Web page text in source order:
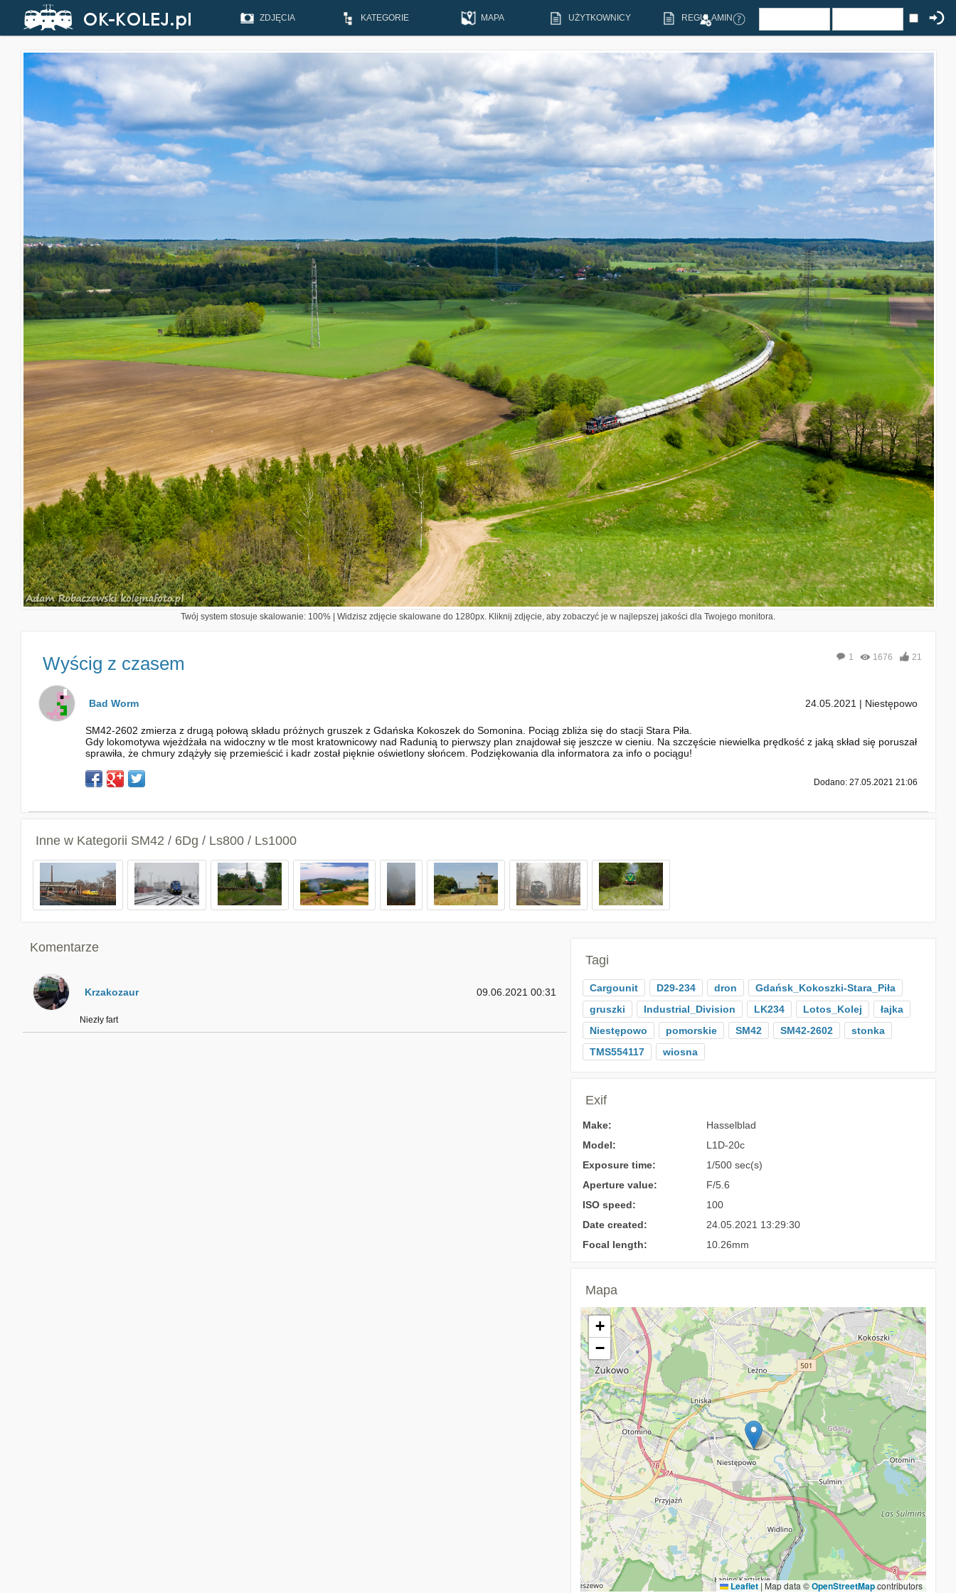
ZDJĘCIA KATEGORIE MAPA UŻYTKOWNICY REGULAMIN
Twój system stosuje skalowanie: 100% | Widzisz zdjęcie skalowane do 1280px. Kliknij zdjęcie, aby zobaczyć je w najlepszej jakości dla Twojego monitora.
Wyścig z czasem 1 1676 21
Bad Worm 24.05.2021 | Niestępowo
SM42-2602 zmierza z drugą połową składu próżnych gruszek z Gdańska Kokoszek do Somonina. Pociąg zbliża się do stacji Stara Piła.
Gdy lokomotywa wjeżdżała na widoczny w tle most kratownicowy nad Radunią to pierwszy plan znajdował się jeszcze w cieniu. Na szczęście niewielka prędkość z jaką skład się poruszał
sprawiła, że chmury zdążyły się przemieścić i kadr został pięknie oświetlony słońcem. Podziękowania dla informatora za info o pociągu!
Dodano: 27.05.2021 21:06
Inne w Kategorii SM42 / 6Dg / Ls800 / Ls1000
Komentarze
Krzakozaur 09.06.2021 00:31
Niezły fart
Tagi
Cargounit D29-234 dron
Gdańsk_Kokoszki-Stara_Piła
gruszki
Industrial_Division LK234 Lotos_Kolej
łajka
Niestępowo
pomorskie SM42 SM42-2602
stonka
TMS554117
wiosna
Exif
Make:
Hasselblad
Model:
L1D-20c
Exposure time:
1/500 sec(s)
Aperture value:
F/5.6
ISO speed:
100
Date created:
24.05.2021 13:29:30
Focal length:
10.26mm
Mapa
+
−
Leaflet|Map data ©OpenStreetMapcontributors